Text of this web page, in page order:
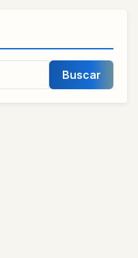
Buscar